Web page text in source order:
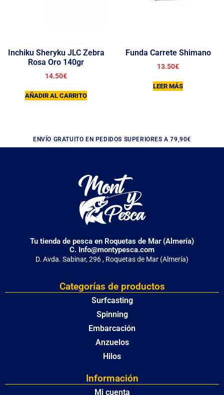
Inchiku Sheryku JLC Zebra
Rosa Oro 140gr
14.50€
AÑADIR AL CARRITO
Funda Carrete Shimano
13.50€
LEER MÁS
ENVÍO GRATUITO EN PEDIDOS SUPERIORES A 79,90€
Tu tienda de pesca en Roquetas de Mar (Almería)
C. Info@montypesca.com
D. Avda. Sabinar, 296 , Roquetas de Mar (Almería)
Categorías de productos
Surfcasting
Spinning
Embarcación
Anzuelos
Hilos
Información
Mi cuenta